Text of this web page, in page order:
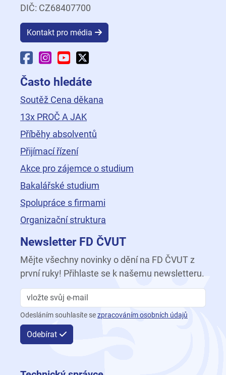
DIČ: CZ68407700
Kontakt pro média
Facebook Fakulty dopravní
Instagram Fakulty dopravní
YouTube Fakulty dopravní
Často hledáte
Soutěž Cena děkana
13x PROČ A JAK
Příběhy absolventů
Přijímací řízení
Akce pro zájemce o studium
Bakalářské studium
Spolupráce s firmami
Organizační struktura
Newsletter FD ČVUT
Mějte všechny novinky o dění na FD ČVUT z
první ruky! Přihlaste se k našemu newsletteru.
Odesláním souhlasíte sezpracováním osobních údajů
Odebírat